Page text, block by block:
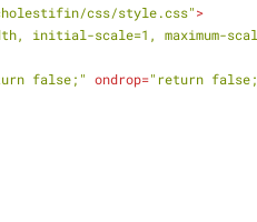
css/style.css">
initial-scale=1, maximum-
false;" ondrop="return